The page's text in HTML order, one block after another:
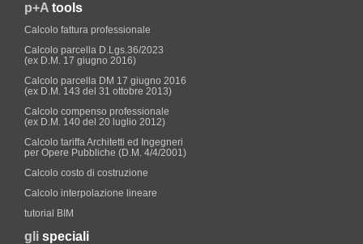
p+A tools
Calcolo fattura professionale
Calcolo parcella D.Lgs.36/2023
(ex D.M. 17 giugno 2016)
Calcolo parcella DM 17 giugno 2016
(ex D.M. 143 del 31 ottobre 2013)
Calcolo compenso professionale
(ex D.M. 140 del 20 luglio 2012)
Calcolo tariffa Architetti ed Ingegneri
per Opere Pubbliche (D.M. 4/4/2001)
Calcolo costo di costruzione
Calcolo interpolazione lineare
tutorial BIM
gli speciali